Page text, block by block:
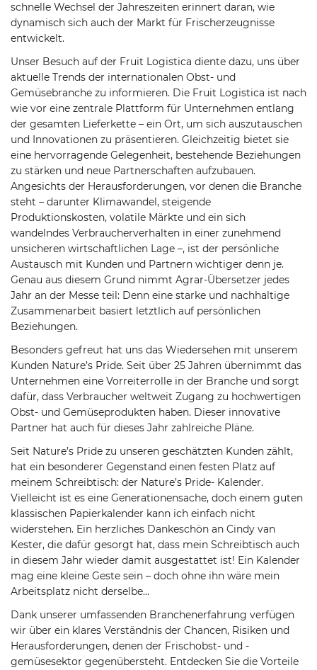
schnelle Wechsel der Jahreszeiten erinnert daran, wie
dynamisch sich auch der Markt für Frischerzeugnisse
entwickelt.
Unser Besuch auf der Fruit Logistica diente dazu, uns über
aktuelle Trends der internationalen Obst- und
Gemüsebranche zu informieren. Die Fruit Logistica ist nach
wie vor eine zentrale Plattform für Unternehmen entlang
der gesamten Lieferkette – ein Ort, um sich auszutauschen
und Innovationen zu präsentieren. Gleichzeitig bietet sie
eine hervorragende Gelegenheit, bestehende Beziehungen
zu stärken und neue Partnerschaften aufzubauen.
Angesichts der Herausforderungen, vor denen die Branche
steht – darunter Klimawandel, steigende
Produktionskosten, volatile Märkte und ein sich
wandelndes Verbraucherverhalten in einer zunehmend
unsicheren wirtschaftlichen Lage –, ist der persönliche
Austausch mit Kunden und Partnern wichtiger denn je.
Genau aus diesem Grund nimmt Agrar-Übersetzer jedes
Jahr an der Messe teil: Denn eine starke und nachhaltige
Zusammenarbeit basiert letztlich auf persönlichen
Beziehungen.
Besonders gefreut hat uns das Wiedersehen mit unserem
Kunden Nature’s Pride. Seit über 25 Jahren übernimmt das
Unternehmen eine Vorreiterrolle in der Branche und sorgt
dafür, dass Verbraucher weltweit Zugang zu hochwertigen
Obst- und Gemüseprodukten haben. Dieser innovative
Partner hat auch für dieses Jahr zahlreiche Pläne.
Seit Nature’s Pride zu unseren geschätzten Kunden zählt,
hat ein besonderer Gegenstand einen festen Platz auf
meinem Schreibtisch: der Nature’s Pride- Kalender.
Vielleicht ist es eine Generationensache, doch einem guten
klassischen Papierkalender kann ich einfach nicht
widerstehen. Ein herzliches Dankeschön an Cindy van
Kester, die dafür gesorgt hat, dass mein Schreibtisch auch
in diesem Jahr wieder damit ausgestattet ist! Ein Kalender
mag eine kleine Geste sein – doch ohne ihn wäre mein
Arbeitsplatz nicht derselbe...
Dank unserer umfassenden Branchenerfahrung verfügen
wir über ein klares Verständnis der Chancen, Risiken und
Herausforderungen, denen der Frischobst- und -
gemüsesektor gegenübersteht. Entdecken Sie die Vorteile